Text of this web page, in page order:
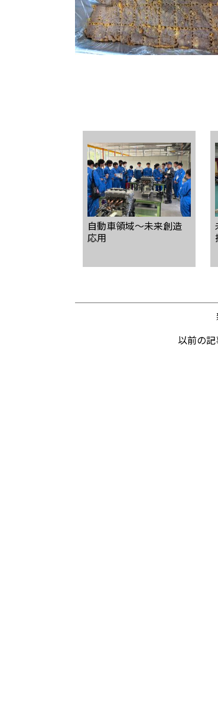
自動車領域〜未来創造
応用
以前の